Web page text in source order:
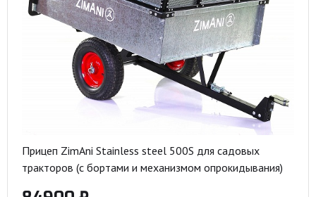
Прицеп ZimAni Stainless steel 500S для садовых
тракторов (с бортами и механизмом опрокидывания)